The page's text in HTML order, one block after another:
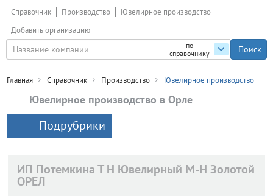
по
справочнику
Справочник Производство
Ювелирное производство
Добавить организацию
Главная Справочник Производство Ювелирное производство
Ювелирное производство в Орле
Подрубрики
ИП Потемкина Т Н Ювелирный М-Н Золотой
ОРЕЛ